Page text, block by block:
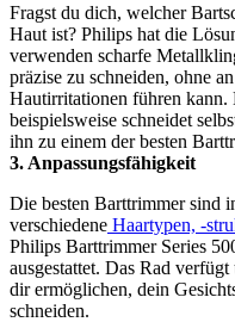
Fragst du dich, welcher
Haut ist? Philips hat die
verwenden scharfe
präzise zu schneiden, ohne
Hautirritationen führen kann.
beispielsweise schneidet
ihn zu einem der besten
3. Anpassungsfähigkeit
Die besten Barttrimmer sind
verschiedene Haartypen, -
Philips Barttrimmer Series
ausgestattet. Das Rad
dir ermöglichen, dein
schneiden.